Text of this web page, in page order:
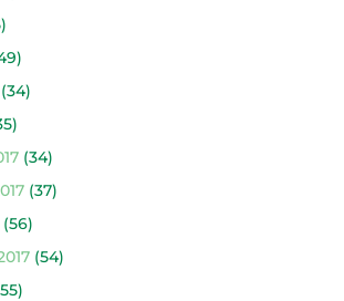
(34)
(37)
(54)